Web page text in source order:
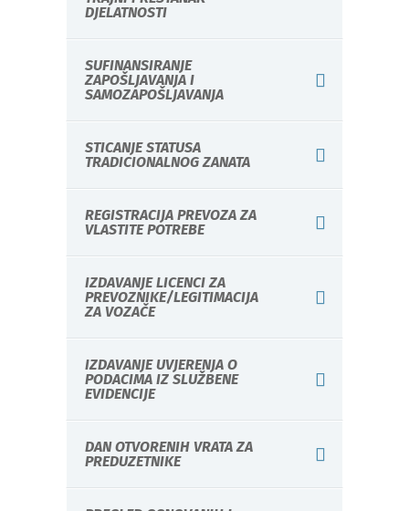
DJELATNOSTI
SUFINANSIRANJE
ZAPOŠLJAVANJA I
SAMOZAPOŠLJAVANJA
STICANJE STATUSA
TRADICIONALNOG ZANATA
REGISTRACIJA PREVOZA ZA
VLASTITE POTREBE
IZDAVANJE LICENCI ZA
PREVOZNIKE/LEGITIMACIJA
ZA VOZAČE
IZDAVANJE UVJERENJA O
PODACIMA IZ SLUŽBENE
EVIDENCIJE
DAN OTVORENIH VRATA ZA
PREDUZETNIKE